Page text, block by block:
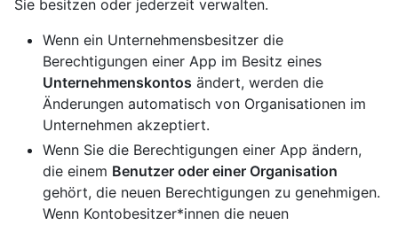
Sie besitzen oder jederzeit verwalten.
Wenn ein Unternehmensbesitzer die
Berechtigungen einer App im Besitz eines
Unternehmenskontos ändert, werden die
Änderungen automatisch von Organisationen im
Unternehmen akzeptiert.
Wenn Sie die Berechtigungen einer App ändern,
die einem Benutzer oder einer Organisation
gehört, die neuen Berechtigungen zu genehmigen.
Wenn Kontobesitzer*innen die neuen